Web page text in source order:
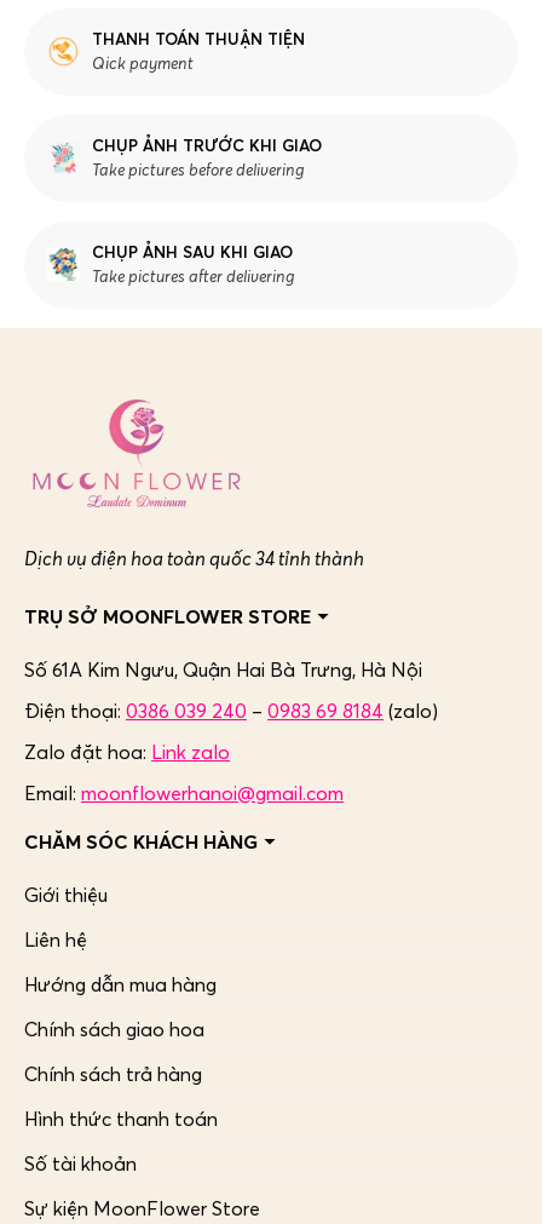
THANH TOÁN THUẬN TIỆN
Qick payment
CHỤP ẢNH TRƯỚC KHI GIAO
Take pictures before delivering
CHỤP ẢNH SAU KHI GIAO
Take pictures after delivering
Dịch vụ điện hoa toàn quốc 34 tỉnh thành
TRỤ SỞ MOONFLOWER STORE
Số 61A Kim Ngưu, Quận Hai Bà Trưng, Hà Nội
Điện thoại: 0386 039 240 – 0983 69 8184 (zalo)
Zalo đặt hoa: Link zalo
Email: moonflowerhanoi@gmail.com
CHĂM SÓC KHÁCH HÀNG
Giới thiệu
Liên hệ
Hướng dẫn mua hàng
Chính sách giao hoa
Chính sách trả hàng
Hình thức thanh toán
Số tài khoản
Sự kiện MoonFlower Store